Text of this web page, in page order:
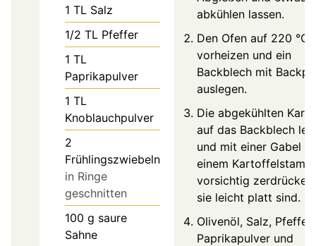
1 TL Salz
1/2 TL Pfeffer
1 TL
Paprikapulver
1 TL
Knoblauchpulver
2
Frühlingszwiebeln
in Ringe
geschnitten
100 g saure
Sahne
abkühlen lassen.
Den Ofen auf 220 °C
vorheizen und ein
Backblech mit
auslegen.
Die abgekühlten
auf das Backblech
und mit einer Gabel
einem
vorsichtig
sie leicht platt sind.
Olivenöl, Salz, Pfeffer,
Paprikapulver und